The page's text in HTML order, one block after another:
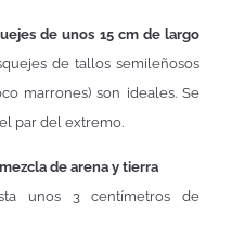
de unos 15 cm de largo
de tallos semileñosos
marrones) son ideales. Se
par del extremo.
mezcla de arena y tierra
unos 3 centímetros de